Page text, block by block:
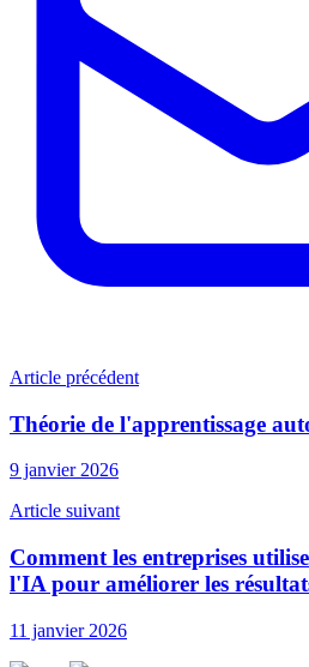
Article précédent
Théorie de l'apprentissage
9 janvier 2026
Article suivant
Comment les entreprises
l'IA pour améliorer les
11 janvier 2026